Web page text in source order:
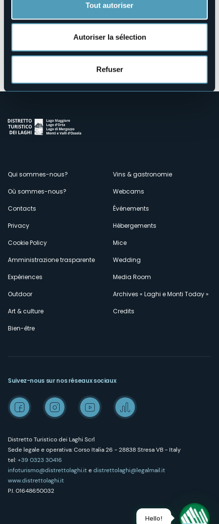
Tout autoriser
Autoriser la sélection
Refuser
Menù
secondario
Qui sommes-nous?
Où sommes-nous?
Contacts
Privacy
Cookie Policy
Amministrazione trasparente
Expériences
Outdoor
Art & culture
Bien-être
Vins & gastronomie
Webcams
Événements
Hébergements
Mice
Wedding
Media Room
Archives « Laghi e Monti Today »
Credits
Distretto Turistico dei Laghi Scrl
Sede legale e operativa: Corso Italia 26 - 28838 Stresa VB - Italy
tel:+39 0323 30416
infoturismo@distrettolaghi.itedistrettolaghi@legalmail.it
www.distrettolaghi.it
P.I. 01648650032
Suivez-nous sur nos réseaux sociaux